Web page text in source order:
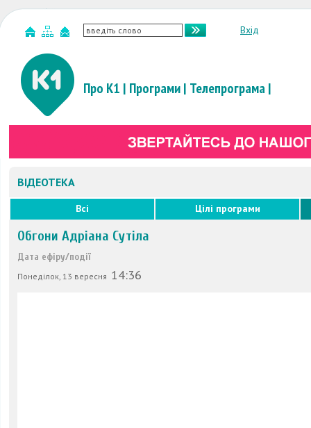
Вхід
Про К1 | Програми| Телепрограма|
ВІДЕОТЕКА
Всі Цілі програми
Обгони Адріана Сутіла
Дата ефіру/події
Понеділок, 13 вересня 14:36